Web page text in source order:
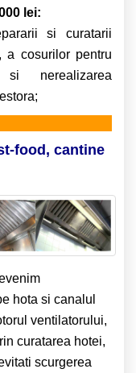
lei:
si curatarii
cosurilor pentru
nerealizarea
food, cantine
hota si canalul
ventilatorului,
curatarea hotei,
scurgerea